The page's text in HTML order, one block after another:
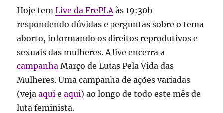
Hoje temLive da FrePLA às 19:30h
respondendo dúvidas e perguntas sobre o tema
aborto, informando os direitos reprodutivos e
sexuais das mulheres. A live encerra a
campanha Março de Lutas Pela Vida das
Mulheres. Uma campanha de ações variadas
(vejaaqui eaqui) ao longo de todo este mês de
luta feminista.